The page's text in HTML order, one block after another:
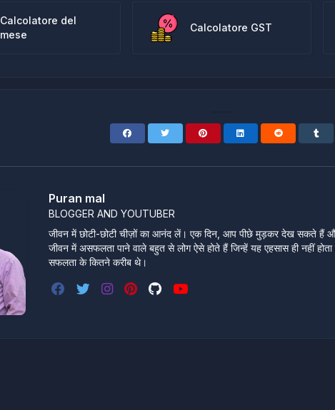
Calcolatore del
mese
Calcolatore GST
Puran mal
BLOGGER AND YOUTUBER
जीवन में छोटी-छोटी चीज़ों का आनंद लें। एक दिन, आप पीछे मुड़कर देख सकते हैं
जीवन में असफलता पाने वाले बहुत से लोग ऐसे होते हैं जिन्हें यह एहसास ही नहीं होता
सफलता के कितने करीब थे।